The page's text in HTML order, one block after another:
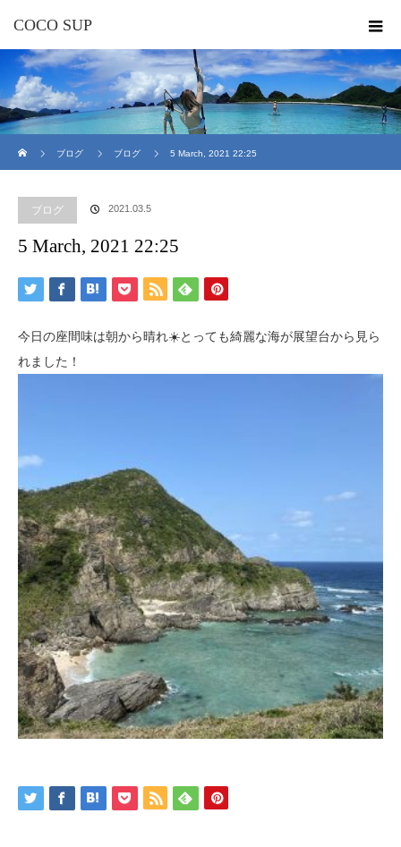
COCO SUP
ブログ
ブログ 5 March, 2021 22:25
ブログ 2021.03.5
5 March, 2021 22:25
今日の座間味は朝から晴れ☀️とっても綺麗な海が展望台から見ら
れました！